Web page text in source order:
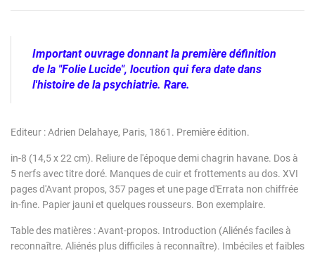
Important ouvrage donnant la première définition
de la "Folie Lucide", locution qui fera date dans
l'histoire de la psychiatrie. Rare.
Editeur : Adrien Delahaye, Paris, 1861. Première édition.
in-8 (14,5 x 22 cm). Reliure de l'époque demi chagrin havane. Dos à
5 nerfs avec titre doré. Manques de cuir et frottements au dos. XVI
pages d'Avant propos, 357 pages et une page d'Errata non chiffrée
in-fine. Papier jauni et quelques rousseurs. Bon exemplaire.
Table des matières : Avant-propos. Introduction (Aliénés faciles à
reconnaître. Aliénés plus difficiles à reconnaître). Imbéciles et faibles